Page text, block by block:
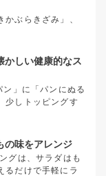
ぶらきざみ」、
かしい健康的なス
」に「パンにぬる
少しトッピングす
の味をアレンジ
グは、サラダはも
るだけで手軽にラ